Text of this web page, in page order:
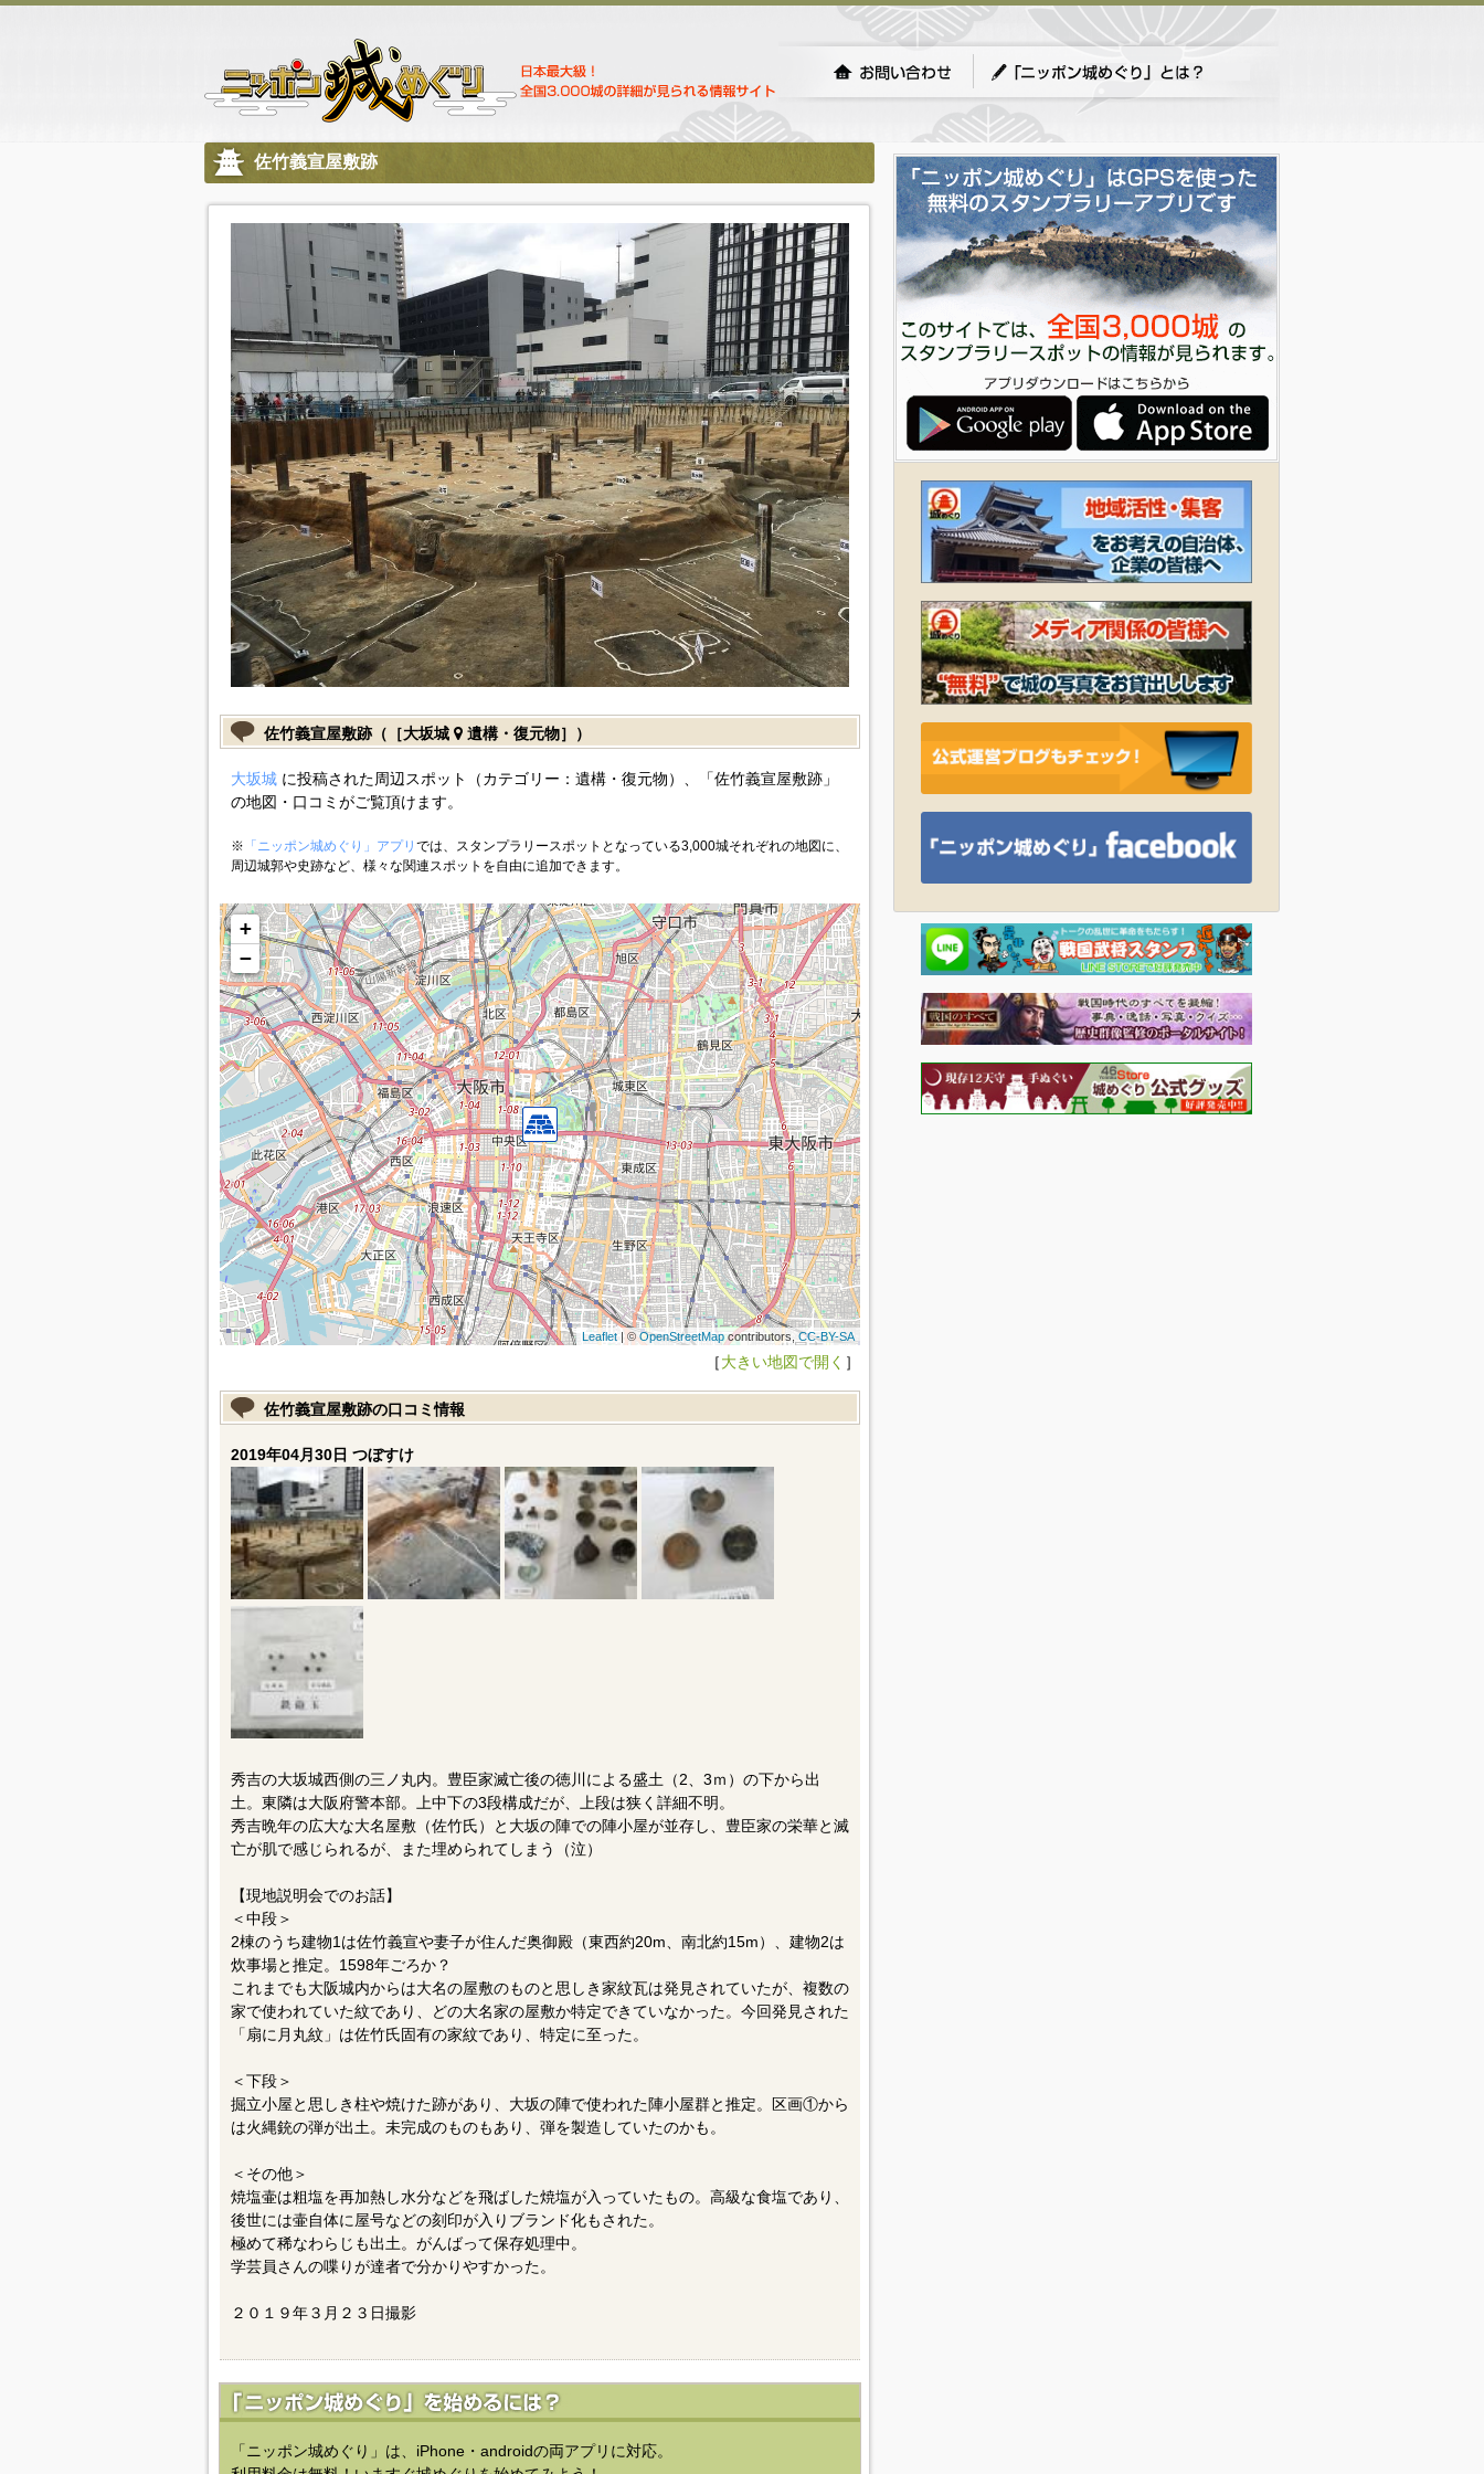
佐竹義宣屋敷跡
佐竹義宣屋敷跡（［大坂城 遺構・復元物］）
大坂城に投稿された周辺スポット（カテゴリー：遺構・復元物）、「佐竹義宣屋敷跡」
の地図・口コミがご覧頂けます。
※ 「ニッポン城めぐり」アプリ では、スタンプラリースポットとなっている3,000城それぞれの地図に、
周辺城郭や史跡など、様々な関連スポットを自由に追加できます。
+
−
Leaflet| ©OpenStreetMapcontributors, CC-BY-SA
［大きい地図で開く ］
佐竹義宣屋敷跡の口コミ情報
2019年04月30日 つぼすけ
秀吉の大坂城西側の三ノ丸内。豊臣家滅亡後の徳川による盛土（2、3ｍ）の下から出
土。東隣は大阪府警本部。上中下の3段構成だが、上段は狭く詳細不明。
秀吉晩年の広大な大名屋敷（佐竹氏）と大坂の陣での陣小屋が並存し、豊臣家の栄華と滅
亡が肌で感じられるが、また埋められてしまう（泣）
【現地説明会でのお話】
＜中段＞
2棟のうち建物1は佐竹義宣や妻子が住んだ奥御殿（東西約20m、南北約15m）、建物2は
炊事場と推定。1598年ごろか？
これまでも大阪城内からは大名の屋敷のものと思しき家紋瓦は発見されていたが、複数の
家で使われていた紋であり、どの大名家の屋敷か特定できていなかった。今回発見された
「扇に月丸紋」は佐竹氏固有の家紋であり、特定に至った。
＜下段＞
掘立小屋と思しき柱や焼けた跡があり、大坂の陣で使われた陣小屋群と推定。区画①から
は火縄銃の弾が出土。未完成のものもあり、弾を製造していたのかも。
＜その他＞
焼塩壷は粗塩を再加熱し水分などを飛ばした焼塩が入っていたもの。高級な食塩であり、
後世には壷自体に屋号などの刻印が入りブランド化もされた。
極めて稀なわらじも出土。がんばって保存処理中。
学芸員さんの喋りが達者で分かりやすかった。
２０１９年３月２３日撮影
「ニッポン城めぐり」は、iPhone・androidの両アプリに対応。